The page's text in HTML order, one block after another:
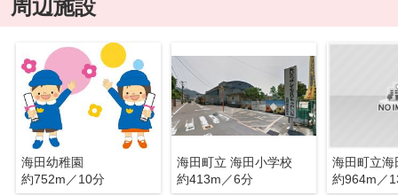
周辺施設
海田幼稚園
約752m／10分
海田町立 海田小学校
約413m／6分
海田町立海
約964m／